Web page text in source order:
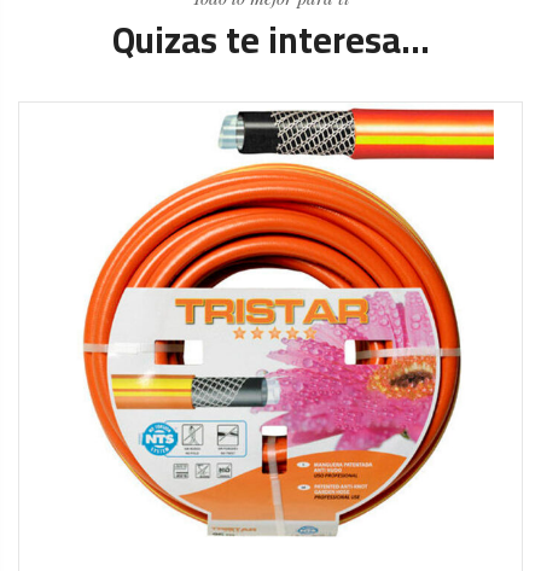
Quizas te interesa...